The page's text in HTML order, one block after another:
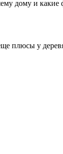
дому и
плюсы у